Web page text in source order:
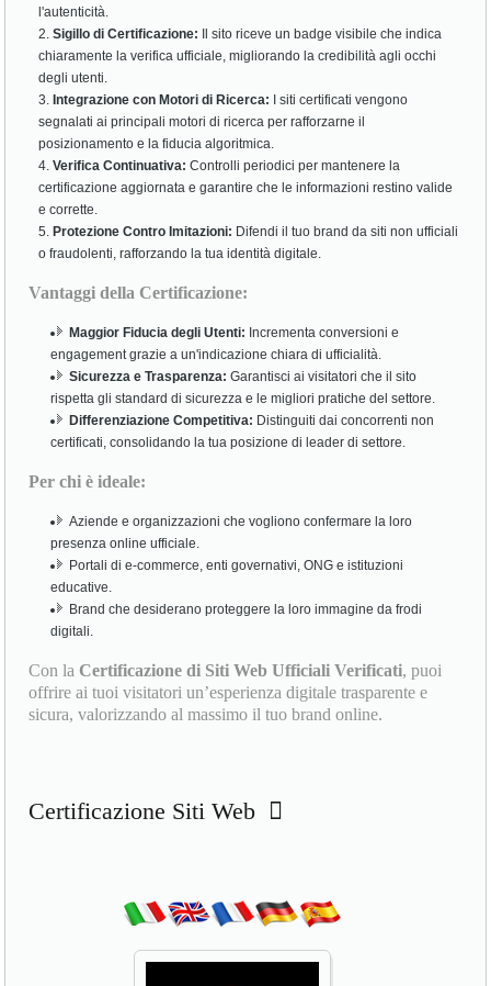
l'autenticità.
Sigillo di Certificazione:
Il sito riceve un badge visibile che indica
chiaramente la verifica ufficiale, migliorando la credibilità agli occhi
degli utenti.
Integrazione con Motori di Ricerca:
I siti certificati vengono
segnalati ai principali motori di ricerca per rafforzarne il
posizionamento e la fiducia algoritmica.
Verifica Continuativa: Controlli periodici per mantenere la
certificazione aggiornata e garantire che le informazioni restino valide
e corrette.
Protezione Contro Imitazioni: Difendi il tuo brand da siti non ufficiali
o fraudolenti, rafforzando la tua identità digitale.
Vantaggi della Certificazione:
Maggior Fiducia degli Utenti: Incrementa conversioni e
engagement grazie a un'indicazione chiara di ufficialità.
Sicurezza e Trasparenza: Garantisci ai visitatori che il sito
rispetta gli standard di sicurezza e le migliori pratiche del settore.
Differenziazione Competitiva: Distinguiti dai concorrenti non
certificati, consolidando la tua posizione di leader di settore.
Per chi è ideale:
Aziende e organizzazioni che vogliono confermare la loro
presenza online ufficiale.
Portali di e-commerce, enti governativi, ONG e istituzioni
educative.
Brand che desiderano proteggere la loro immagine da frodi
digitali.
Con la Certificazione di Siti Web Ufficiali Verificati, puoi
offrire ai tuoi visitatori un’esperienza digitale trasparente e
sicura, valorizzando al massimo il tuo brand online.
Certificazione Siti Web